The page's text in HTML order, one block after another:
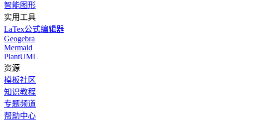
智能图形
实用工具
LaTex公式编辑器
Geogebra
Mermaid
PlantUML
资源
模板社区
知识教程
专题频道
帮助中心